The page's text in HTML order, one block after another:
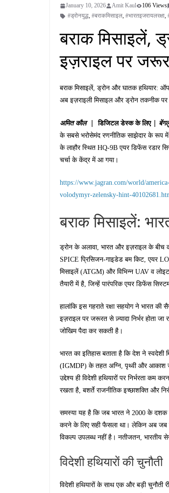
January 10, 2026 Amit Kaul 106 Views
#ड्रोनयुद्ध, #बराकमिसाइल, #भारतइजरायलरक्षा,
बराक मिसाइलें,
इज़राइल पर
बराक मिसाइलें, ड्रोन और घातक हथियार:
अब इज़राइली मिसाइल और ड्रोन तकनीक पर
अमित कौल|डिजिटलडेस्ककेलिए|
के सबसे भरोसेमंद रणनीतिक साझेदार के रूप में
के लाहौर स्थित HQ-9B एयर डिफेंस रडार
चर्चा के केंद्र में आ गया।
https://www.jagran.com/world/
volodymyr-zelensky-hint-
बराक मिसाइलें:
ड्रोन के अलावा, भारत और इज़राइल के बीच
SPICE प्रिसिजन-गाइडेड बम किट, एयर
मिसाइलें (ATGM) और विभिन्न UAV व
तैयारी में है, जिन्हें पारंपरिक एयर डिफेंस
हालांकि इस गहराते रक्षा सहयोग ने भारत
इज़राइल पर जरूरत से ज़्यादा निर्भर होता जा
जोखिम पैदा कर सकती है।
भारत का इतिहास बताता है कि देश ने
(IGMDP) के तहत अग्नि, पृथ्वी और आकाश
उद्देश्य ही विदेशी हथियारों पर निर्भरता कम
रखता है, बशर्ते राजनीतिक इच्छाशक्ति और
समस्या यह है कि जब भारत ने 2000 के दशक
करने के लिए सही फैसला था। लेकिन अब जब
विकल्प उपलब्ध नहीं है। नतीजतन, भारतीय
विदेशी हथियारों की चुनौती
विदेशी हथियारों के साथ एक और बड़ी